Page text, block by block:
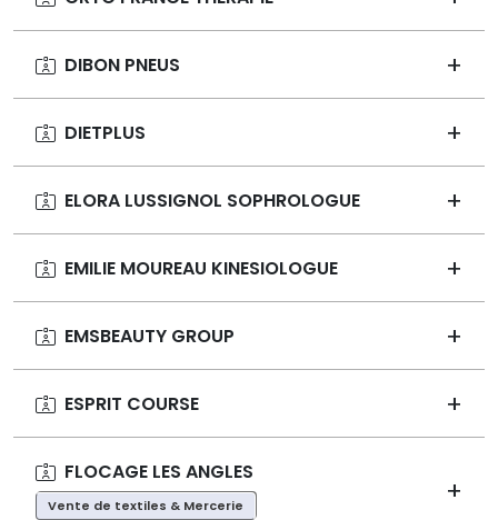
DIBON PNEUS
DIETPLUS
ELORA LUSSIGNOL SOPHROLOGUE
EMILIE MOUREAU KINESIOLOGUE
EMSBEAUTY GROUP
ESPRIT COURSE
FLOCAGE LES ANGLES
Vente de textiles & Mercerie